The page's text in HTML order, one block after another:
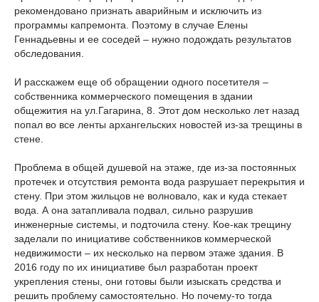
рекомендовано признать аварийным и исключить из
программы капремонта. Поэтому в случае Елены
Геннадьевны и ее соседей – нужно подождать результатов
обследования.
И расскажем еще об обращении одного посетителя –
собственника коммерческого помещения в здании
общежития на ул.Гагарина, 8. Этот дом несколько лет назад
попал во все ленты архангельских новостей из-за трещины в
стене.
Проблема в общей душевой на этаже, где из-за постоянных
протечек и отсутствия ремонта вода разрушает перекрытия и
стену. При этом жильцов не волновало, как и куда стекает
вода. А она затапливала подвал, сильно разрушив
инженерные системы, и подточила стену. Кое-как трещину
заделали по инициативе собственников коммерческой
недвижимости – их несколько на первом этаже здания. В
2016 году по их инициативе был разработан проект
укрепления стены, они готовы были изыскать средства и
решить проблему самостоятельно. Но почему-то тогда